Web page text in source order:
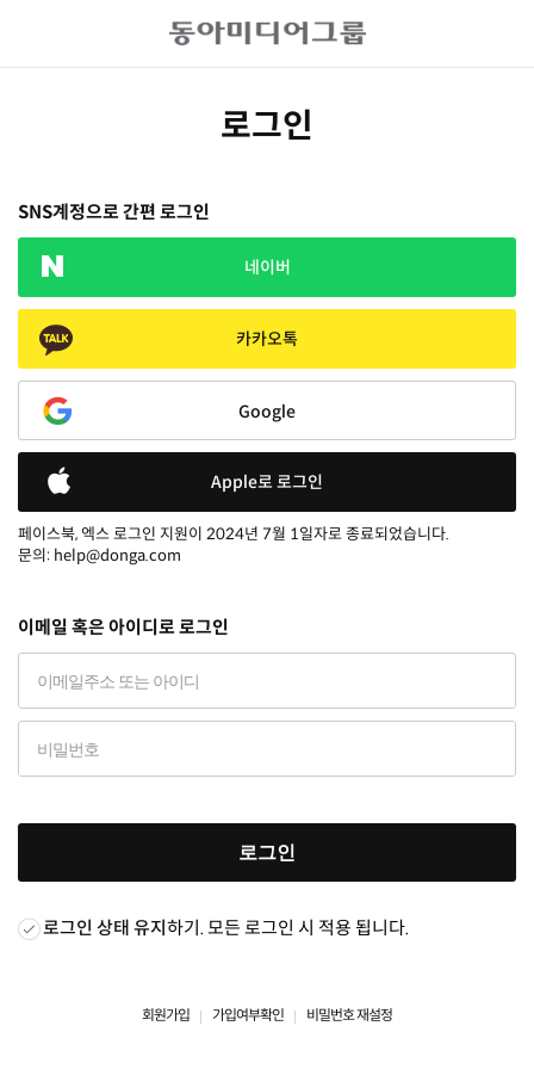
로그인
SNS계정으로 간편 로그인
네이버
카카오톡
Google
Apple로 로그인
페이스북, 엑스 로그인 지원이 2024년 7월 1일자로 종료되었습니다.
문의: help@donga.com
이메일 혹은 아이디로 로그인
로그인
로그인 상태 유지하기. 모든 로그인 시 적용 됩니다.
회원가입 가입여부확인 비밀번호 재설정